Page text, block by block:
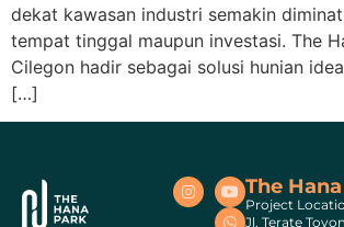
dekat kawasan industri semakin
tempat tinggal maupun investasi. The
Cilegon hadir sebagai solusi hunian
[…]
The
Project
Jl. Terate